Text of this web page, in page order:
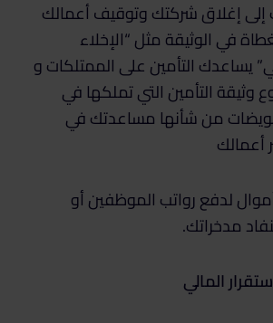
إغلاق شركتك وتوقيف أعمالك
في الوثيقة مثل “الإخلاء
يساعدك التأمين على الممتلكات و
وثيقة التأمين التي تملكها في
من شأنها مساعدتك في
أعمالك
لدفع رواتب الموظفين أو
مدخراتك.
المالي